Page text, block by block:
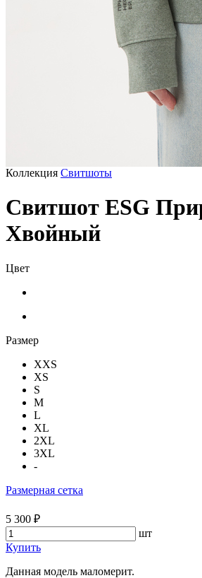
Коллекция Свитшоты
Свитшот ESG
Хвойный
Цвет
Размер
XXS
XS
S
M
L
XL
2XL
3XL
-
Размерная сетка
5 300 ₽
шт
Купить
Данная модель маломерит.